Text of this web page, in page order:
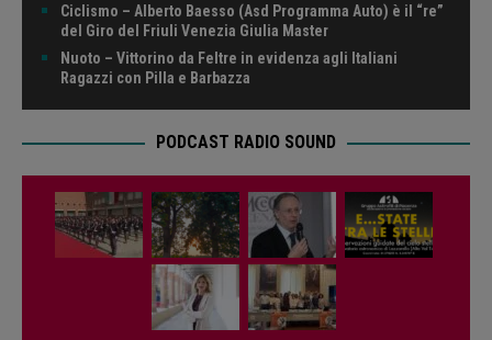
Ciclismo – Alberto Baesso (Asd Programma Auto) è il “re”
del Giro del Friuli Venezia Giulia Master
Nuoto – Vittorino da Feltre in evidenza agli Italiani
Ragazzi con Pilla e Barbazza
PODCAST RADIO SOUND